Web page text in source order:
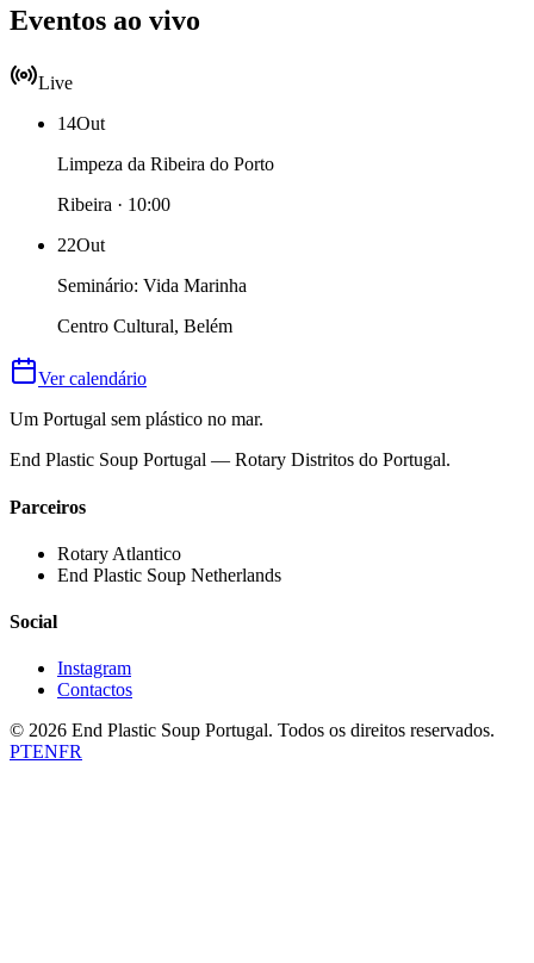
Eventos ao vivo
Live
14Out
Limpeza da Ribeira do Porto
Ribeira · 10:00
22Out
Seminário: Vida Marinha
Centro Cultural, Belém
Ver calendário
Um Portugal sem plástico no mar.
End Plastic Soup Portugal — Rotary Distritos do Portugal.
Parceiros
Rotary Atlantico
End Plastic Soup Netherlands
Social
Instagram
Contactos
© 2026 End Plastic Soup Portugal. Todos os direitos reservados.
PTENFR